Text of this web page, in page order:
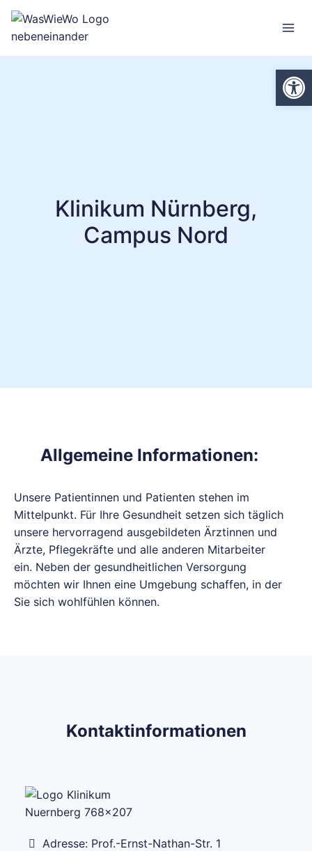
Zum
Inhalt
springen
Klinikum Nürnberg,
Campus Nord
Allgemeine Informationen:
Unsere Patientinnen und Patienten stehen im
Mittelpunkt. Für Ihre Gesundheit setzen sich täglich
unsere hervorragend ausgebildeten Ärztinnen und
Ärzte, Pflegekräfte und alle anderen Mitarbeiter
ein. Neben der gesundheitlichen Versorgung
möchten wir Ihnen eine Umgebung schaffen, in der
Sie sich wohlfühlen können.
Kontaktinformationen
Adresse: Prof.-Ernst-Nathan-Str. 1